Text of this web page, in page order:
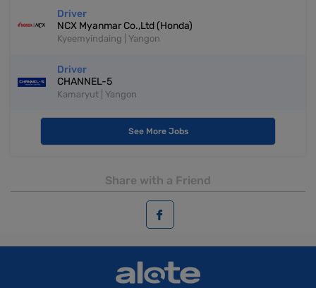
Driver
NCX Myanmar Co.,Ltd (Honda)
Kyeemyindaing | Yangon
Driver
CHANNEL-5
Kamaryut | Yangon
See More Jobs
Share with a Friend